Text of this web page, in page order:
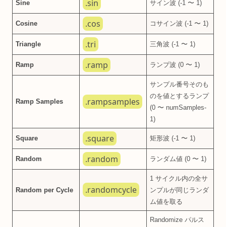
Sine .sin サイン波 (-1 〜 1)
Cosine .cos コサイン波 (-1 〜 1)
Triangle .tri 三角波 (-1 〜 1)
Ramp .ramp ランプ波 (0 〜 1)
Ramp Samples .rampsamples
サンプル番号そのも
のを値とするランプ
(0 〜 numSamples-
1)
Square .square 矩形波 (-1 〜 1)
Random .random ランダム値 (0 〜 1)
Random per Cycle .randomcycle
1 サイクル内の全サ
ンプルが同じランダ
ム値を取る
Randomize パルス